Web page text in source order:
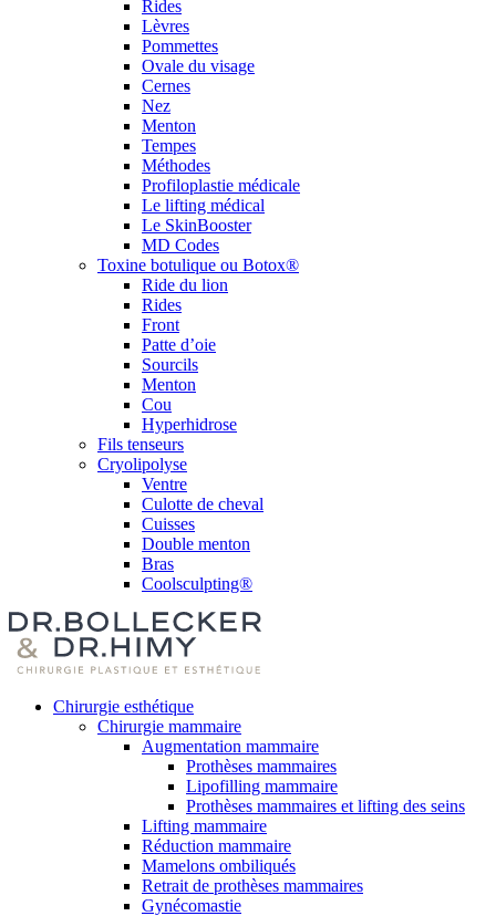
Rides
Lèvres
Pommettes
Ovale du visage
Cernes
Nez
Menton
Tempes
Méthodes
Profiloplastie médicale
Le lifting médical
Le SkinBooster
MD Codes
Toxine botulique ou Botox®
Ride du lion
Rides
Front
Patte d’oie
Sourcils
Menton
Cou
Hyperhidrose
Fils tenseurs
Cryolipolyse
Ventre
Culotte de cheval
Cuisses
Double menton
Bras
Coolsculpting®
Chirurgie esthétique
Chirurgie mammaire
Augmentation mammaire
Prothèses mammaires
Lipofilling mammaire
Prothèses mammaires et lifting des seins
Lifting mammaire
Réduction mammaire
Mamelons ombiliqués
Retrait de prothèses mammaires
Gynécomastie